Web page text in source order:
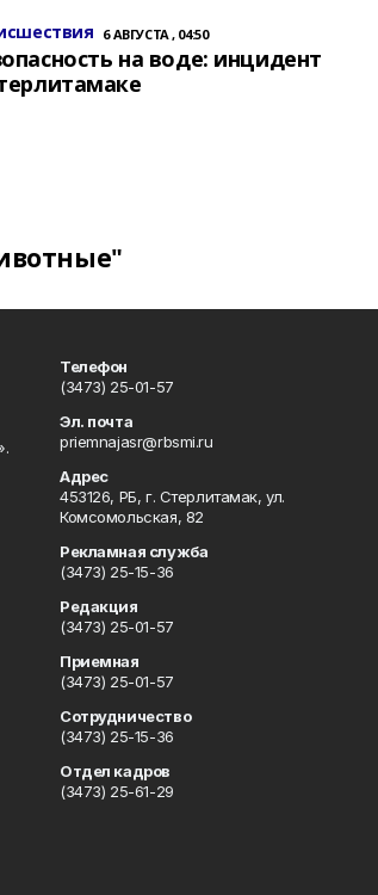
6 АВГУСТА , 04:50
на воде: инцидент
Телефон
(3473) 25-01-57
Эл. почта
priemnajasr@rbsmi.ru
Адрес
453126, РБ, г. Стерлитамак, ул.
Комсомольская, 82
Рекламная служба
(3473) 25-15-36
Редакция
(3473) 25-01-57
Приемная
(3473) 25-01-57
Сотрудничество
(3473) 25-15-36
Отдел кадров
(3473) 25-61-29